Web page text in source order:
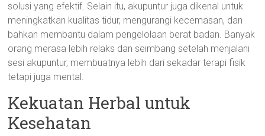
solusi yang efektif. Selain itu, akupuntur juga dikenal untuk
meningkatkan kualitas tidur, mengurangi kecemasan, dan
bahkan membantu dalam pengelolaan berat badan. Banyak
orang merasa lebih relaks dan seimbang setelah menjalani
sesi akupuntur, membuatnya lebih dari sekadar terapi fisik
tetapi juga mental.
Kekuatan Herbal untuk
Kesehatan